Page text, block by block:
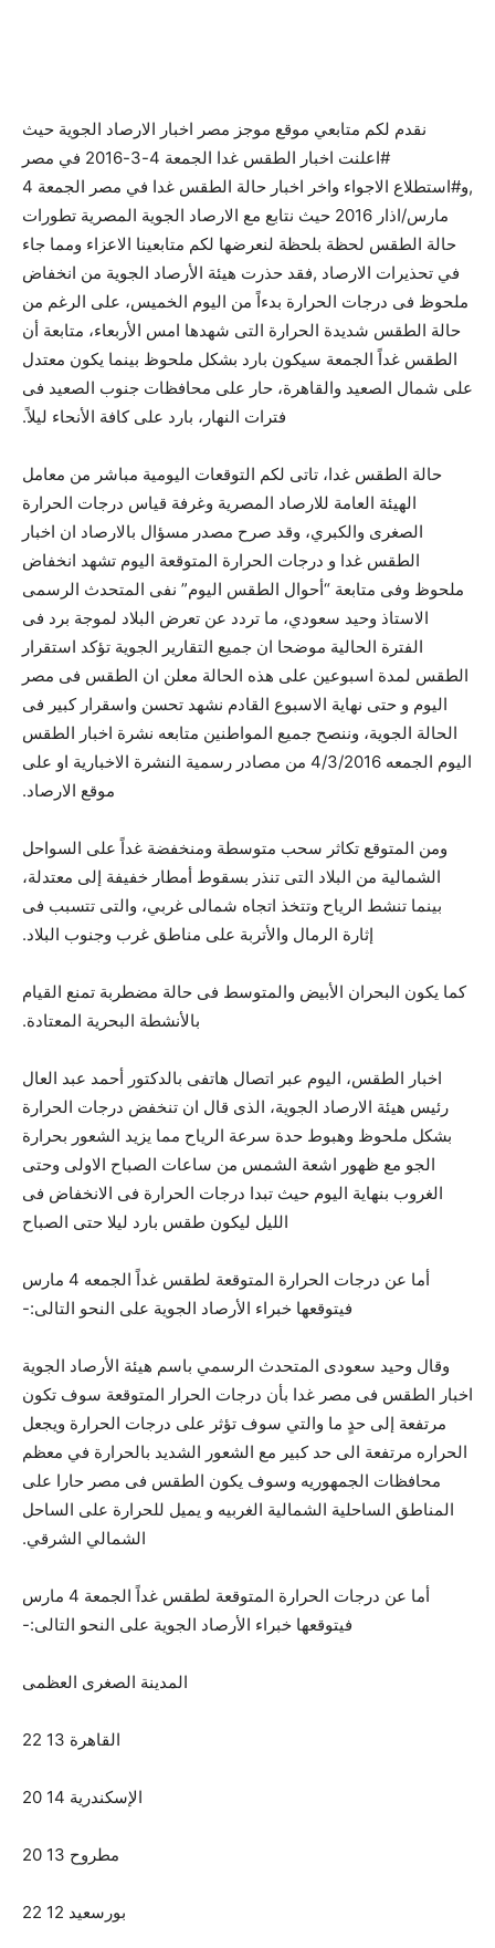
نقدم لكم متابعي موقع موجز مصر اخبار الارصاد الجوية حيث
#اعلنت اخبار الطقس غدا الجمعة 4-3-2016 في مصر
,و#استطلاع الاجواء واخر اخبار حالة الطقس غدا في مصر الجمعة 4
مارس/اذار 2016 حيث نتابع مع الارصاد الجوية المصرية تطورات
حالة الطقس لحظة بلحظة لنعرضها لكم متابعينا الاعزاء ومما جاء
في تحذيرات الارصاد ,فقد حذرت هيئة الأرصاد الجوية من انخفاض
ملحوظ فى درجات الحرارة بدءاً من اليوم الخميس، على الرغم من
حالة الطقس شديدة الحرارة التى شهدها امس الأربعاء، متابعة أن
الطقس غداً الجمعة سيكون بارد بشكل ملحوظ بينما يكون معتدل
على شمال الصعيد والقاهرة، حار على محافظات جنوب الصعيد فى
فترات النهار، بارد على كافة الأنحاء ليلاً.
حالة الطقس غدا، تاتى لكم التوقعات اليومية مباشر من معامل
الهيئة العامة للارصاد المصرية وغرفة قياس درجات الحرارة
الصغرى والكبري، وقد صرح مصدر مسؤال بالارصاد ان اخبار
الطقس غدا و درجات الحرارة المتوقعة اليوم تشهد انخفاض
ملحوظ وفى متابعة “أحوال الطقس اليوم” نفى المتحدث الرسمى
الاستاذ وحيد سعودي، ما تردد عن تعرض البلاد لموجة برد فى
الفترة الحالية موضحا ان جميع التقارير الجوية تؤكد استقرار
الطقس لمدة اسبوعين على هذه الحالة معلن ان الطقس فى مصر
اليوم و حتى نهاية الاسبوع القادم نشهد تحسن واسقرار كبير فى
الحالة الجوية، وننصح جميع المواطنين متابعه نشرة اخبار الطقس
اليوم الجمعه 4/3/2016 من مصادر رسمية النشرة الاخبارية او على
موقع الارصاد.
ومن المتوقع تكاثر سحب متوسطة ومنخفضة غداً على السواحل
الشمالية من البلاد التى تنذر بسقوط أمطار خفيفة إلى معتدلة،
بينما تنشط الرياح وتتخذ اتجاه شمالى غربي، والتى تتسبب فى
إثارة الرمال والأتربة على مناطق غرب وجنوب البلاد.
كما يكون البحران الأبيض والمتوسط فى حالة مضطربة تمنع القيام
بالأنشطة البحرية المعتادة.
اخبار الطقس، اليوم عبر اتصال هاتفى بالدكتور أحمد عبد العال
رئيس هيئة الارصاد الجوية، الذى قال ان تنخفض درجات الحرارة
بشكل ملحوظ وهبوط حدة سرعة الرياح مما يزيد الشعور بحرارة
الجو مع ظهور اشعة الشمس من ساعات الصباح الاولى وحتى
الغروب بنهاية اليوم حيث تبدا درجات الحرارة فى الانخفاض فى
الليل ليكون طقس بارد ليلا حتى الصباح
أما عن درجات الحرارة المتوقعة لطقس غداً الجمعه 4 مارس
فيتوقعها خبراء الأرصاد الجوية على النحو التالى:-
وقال وحيد سعودى المتحدث الرسمي باسم هيئة الأرصاد الجوية
اخبار الطقس فى مصر غدا بأن درجات الحرار المتوقعة سوف تكون
مرتفعة إلى حدٍ ما والتي سوف تؤثر على درجات الحرارة ويجعل
الحراره مرتفعة الى حد كبير مع الشعور الشديد بالحرارة في معظم
محافظات الجمهوريه وسوف يكون الطقس فى مصر حارا على
المناطق الساحلية الشمالية الغربيه و يميل للحرارة على الساحل
الشمالي الشرقي.
أما عن درجات الحرارة المتوقعة لطقس غداً الجمعة 4 مارس
فيتوقعها خبراء الأرصاد الجوية على النحو التالى:-
المدينة الصغرى العظمى
القاهرة 13 22
الإسكندرية 14 20
مطروح 13 20
بورسعيد 12 22